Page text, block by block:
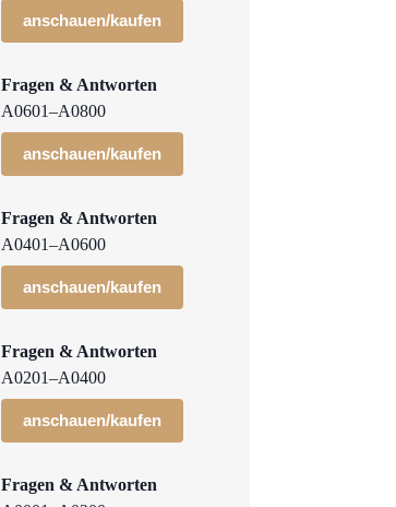
anschauen/kaufen
Fragen & Antworten
A0601–A0800
anschauen/kaufen
Fragen & Antworten
A0401–A0600
anschauen/kaufen
Fragen & Antworten
A0201–A0400
anschauen/kaufen
Fragen & Antworten